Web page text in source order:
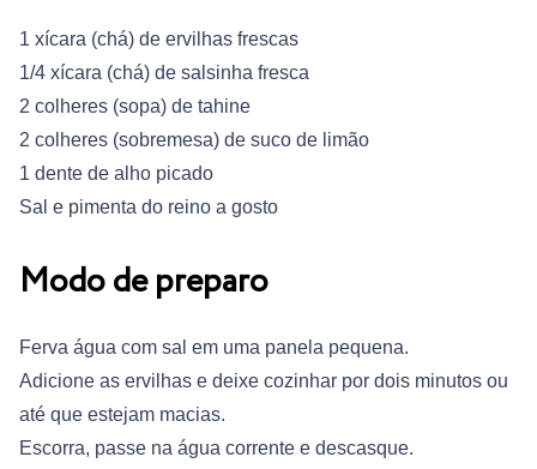
1 xícara (chá) de ervilhas frescas
1/4 xícara (chá) de salsinha fresca
2 colheres (sopa) de tahine
2 colheres (sobremesa) de suco de limão
1 dente de alho picado
Sal e pimenta do reino a gosto
Modo de preparo
Ferva água com sal em uma panela pequena.
Adicione as ervilhas e deixe cozinhar por dois minutos ou
até que estejam macias.
Escorra, passe na água corrente e descasque.